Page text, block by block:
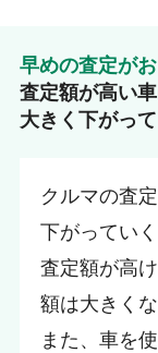
早めの査定がお
査定額が高い
大きく下がって
クルマの査
下がってい
査定額が高
額は大きくな
また、車を